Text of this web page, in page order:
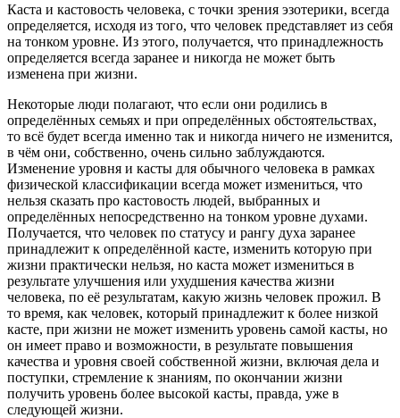
Каста и кастовость человека, с точки зрения эзотерики, всегда
определяется, исходя из того, что человек представляет из себя
на тонком уровне. Из этого, получается, что принадлежность
определяется всегда заранее и никогда не может быть
изменена при жизни.
Некоторые люди полагают, что если они родились в
определённых семьях и при определённых обстоятельствах,
то всё будет всегда именно так и никогда ничего не изменится,
в чём они, собственно, очень сильно заблуждаются.
Изменение уровня и касты для обычного человека в рамках
физической классификации всегда может измениться, что
нельзя сказать про кастовость людей, выбранных и
определённых непосредственно на тонком уровне духами.
Получается, что человек по статусу и рангу духа заранее
принадлежит к определённой касте, изменить которую при
жизни практически нельзя, но каста может измениться в
результате улучшения или ухудшения качества жизни
человека, по её результатам, какую жизнь человек прожил. В
то время, как человек, который принадлежит к более низкой
касте, при жизни не может изменить уровень самой касты, но
он имеет право и возможности, в результате повышения
качества и уровня своей собственной жизни, включая дела и
поступки, стремление к знаниям, по окончании жизни
получить уровень более высокой касты, правда, уже в
следующей жизни.